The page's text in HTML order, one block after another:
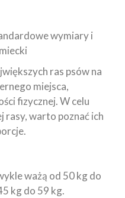
wymiary i
ras psów na
miejsca,
fizycznej. W celu
rasy, warto poznać ich
ważą od 50 kg do
kg do 59 kg.